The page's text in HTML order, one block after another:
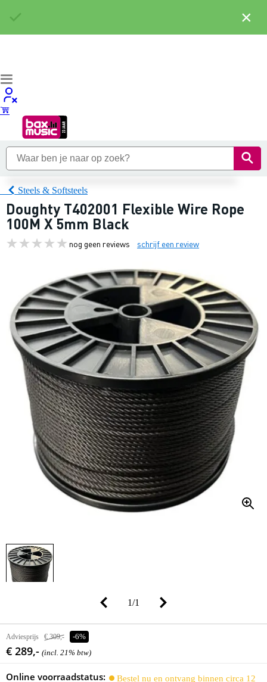
Steels & Softsteels
Doughty T402001 Flexible Wire Rope
100M X 5mm Black
nog geen reviews schrijf een review
1/1
Adviesprijs € 309,- -6%
€ 289,- (incl. 21% btw)
Online voorraadstatus:
Bestel nu en ontvang binnen circa 12
×